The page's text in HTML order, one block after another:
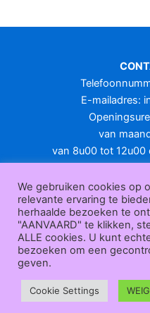
E-mailadres:
van
van 8u00 tot 12u00
ons|Bedrijfsgegevens| F.A.Q.
ending | Retourneren|
ederverkoop|
Algemene voorwaarden
We gebruiken cookies op
relevante ervaring te
herhaalde bezoeken te
"AANVAARD" te klikken,
ALLE cookies. U kunt
bezoeken om een
geven.
Cookie Settings